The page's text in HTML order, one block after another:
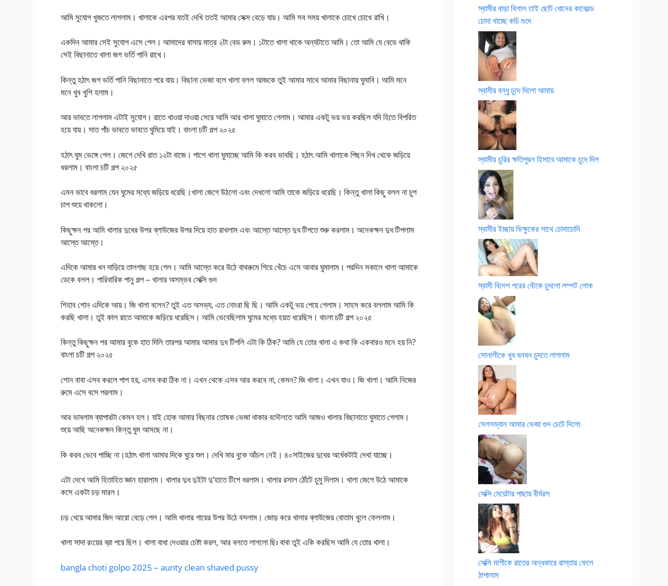
আমি সুযোগ খুজতে লাগলাম। খালাকে এরপর যতই দেখি ততই আমার সেক্স বেড়ে যায়। আমি সব সময় খালাকে চোখে চোখে রাখি।
একদিন আমার সেই সুযোগ এসে গেল। আমাদের বাসায় মাত্র ২টা বেড রুম। ১টাতে খালা থাকে অন্যটাতে আমি। তো আমি যে বেডে থাকি
সেই বিছানাতে খালা জগ ভর্তি পানি রাখে।
কিন্তু হঠাৎ জগ ভর্তি পানি বিছানাতে পরে যায়। বিছানা ভেজা বলে খালা বলল আজকে তুই আমার সাথে আমার বিছানায় ঘুমাবি। আমি মনে
মনে খুব খুশি হলাম।
আর ভাবতে লাগলাম এটাই সুযোগ। রাতে খাওয়া দাওয়া সেরে আমি আর খালা ঘুমাতে গেলাম। আমার একটু ভয় ভয় করছিল যদি হিতে বিপরিত
হয়ে যায়। সাত পাঁচ ভাবতে ভাবতে ঘুমিয়ে যাই। বাংলা চটি গল্প ২০২৫
হঠাৎ ঘুম ভেঙ্গে গেল। জেগে দেখি রাত ১২টা বাজে। পাশে খালা ঘুমাচ্ছে আমি কি করব ভাবছি। হঠাৎ আমি খালাকে পিছন দিখ থেকে জড়িয়ে
ধরলাম। বাংলা চটি গল্প ২০২৫
এমন ভাবে ধরলাম যেন ঘুমের মধ্যে জড়িয়ে ধরেছি।খালা জেগে উঠলো এবং দেখলো আমি তাকে জড়িয়ে ধরেছি। কিন্তু খালা কিছু বলল না চুপ
চাপ শুয়ে থাকলো।
কিছুক্ষন পর আমি খালার দুধের উপর ব্লাউজের উপর দিয়ে হাত রাখলাম এবং আস্তে আস্তে দুধ টিপতে শুরু করলাম। অনেকক্ষন দুধ টিপলাম
আস্তে আস্তে।
এদিকে আমার ধন দাড়িয়ে তালগাছ হয়ে গেল। আমি আস্তে করে উঠে বাথরুমে গিয়ে খেঁচে এসে আবার ঘুমালাম। পরদিন সকালে খালা আমাকে
ডেকে বলল। পারিবারিক পানু গল্প – খালার অসম্ভব সেক্সি গুদ
শিহাব শোন এদিকে আয়। জি খালা বলেন? তুই এত অসভ্য, এত নোংরা ছি ছি। আমি একটু ভয় পেয়ে গেলাম। সাহস করে বললাম আমি কি
করছি খালা। তুই কাল রাতে আমাকে জড়িয়ে ধরেছিস। আমি ভেবেছিলাম ঘুমের মধ্যে হয়ত ধরেছিস। বাংলা চটি গল্প ২০২৫
কিন্তু কিছুক্ষন পর আমার বুকে হাত দিলি তারপর আমার আমার দুধ টিপলি এটা কি ঠিক? আমি যে তোর খালা এ কথা কি একবারও মনে হয় নি?
বাংলা চটি গল্প ২০২৫
শোন বাবা এসব করলে পাপ হয়, এসব করা ঠিক না। এখন থেকে এসব আর করবে না, কেমন? জি খালা। এখন যাও। জি খালা। আমি নিজের
রুমে এসে বসে পরলাম।
আর ভাবলাম ব্যাপারটা কেমন হল। যাই হোক আমার বিছনার তোষক ভেজা থাকার বদৌলতে আমি আজও খালার বিছানাতে ঘুমাতে গেলাম।
শুয়ে আছি অনেকক্ষন কিন্তু ঘুম আসছে না।
কি করব ভেবে পাচ্ছি না।হঠাৎ খালা আমার দিকে ঘুরে শুল। দেখি মার বুকে আঁচল নেই। ৪০সাইজের দুধের অর্ধেকটাই দেখা যাচ্ছে।
এটা দেখে আমি হিতাহিত জ্ঞান হারালাম। খালার দুধ দুইটা দু’হাতে টিপে ধরলাম। খালার রসাল ঠোঁটে চুমু দিলাম। খালা জেগে উঠে আমাকে
কসে একটা চড় মারল।
চড় খেয়ে আমার জিদ আরো বেড়ে গেল। আমি খালার গায়ের উপর উঠে বসলাম। জোড় করে খালার ব্লাউজের বোতাম খুলে ফেললাম।
খালা সাদা রংয়ের ব্রা পরে ছিল। খালা বাধা দেওয়ার চেষ্টা করল, আর বলতে লাগলো ছিঃ বাবা তুই একি করছিস আমি যে তোর খালা।
bangla choti golpo 2025 – aunty clean shaved pussy
স্বামীর বাড়া বিশাল তাই ছোট ধোনের কাকোল্ড
চোদা খাচ্ছে কচি গুদে
স্বামীর বন্ধু চুদে দিলো আমায়
স্বামীর চুরির ক্ষতিপুরন হিসাবে আমাকে চুদে দিল
স্বামীর ইচ্ছায় ভিক্ষুকের সাথে চোদাচোদি
স্বামী বিদেশ পরের বৌকে চুদলো লম্পট লোক
সোনালীকে খুব ঘনঘন চুদতে লাগলাম
সেলসম্যান আমার ভেজা গুদ চেটে দিলো
সেক্সি মেয়েটার পাছায় বীর্যরস
সেক্সি মাগীকে রাতের অন্ধকারে রাস্তায় ফেলে
ঠাপালাম